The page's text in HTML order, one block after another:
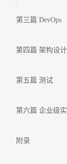
第三篇 DevOps
第四篇 架构设计
第五篇 测试
第六篇 企业级
附录